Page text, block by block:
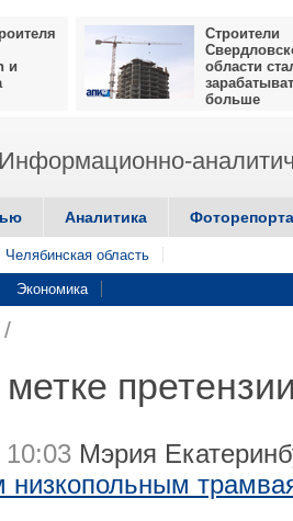
и
Строители
области
больше
Информационно-
Аналитика
Челябинская область
Экономика
/
10:03 Мэрия
низкопольным